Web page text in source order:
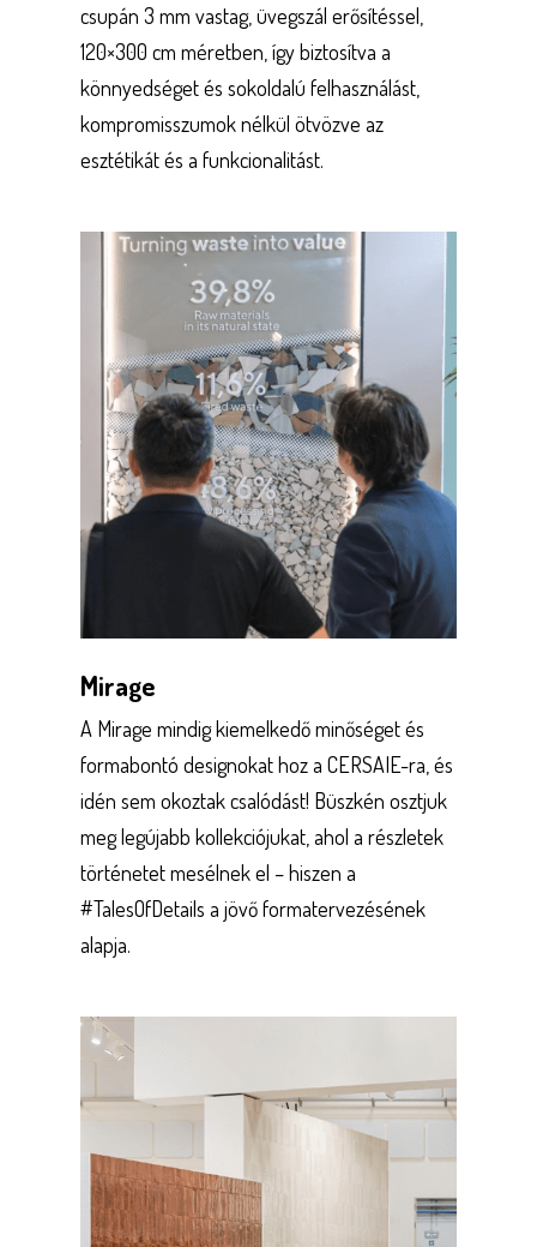
csupán 3 mm vastag, üvegszál erősítéssel,
120×300 cm méretben, így biztosítva a
könnyedséget és sokoldalú felhasználást,
kompromisszumok nélkül ötvözve az
esztétikát és a funkcionalitást.
Mirage
A Mirage mindig kiemelkedő minőséget és
formabontó designokat hoz a CERSAIE-ra, és
idén sem okoztak csalódást! Büszkén osztjuk
meg legújabb kollekciójukat, ahol a részletek
történetet mesélnek el – hiszen a
#TalesOfDetails a jövő formatervezésének
alapja.